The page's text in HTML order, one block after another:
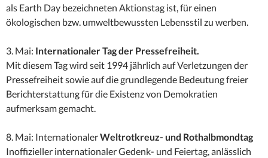
als Earth Day bezeichneten Aktionstag ist, für einen
ökologischen bzw. umweltbewussten Lebensstil zu werben.
3. Mai: Internationaler Tag der Pressefreiheit.
Mit diesem Tag wird seit 1994 jährlich auf Verletzungen der
Pressefreiheit sowie auf die grundlegende Bedeutung freier
Berichterstattung für die Existenz von Demokratien
aufmerksam gemacht.
8. Mai: InternationalerWeltrotkreuz- und Rothalbmondtag
Inoffizieller internationaler Gedenk- und Feiertag, anlässlich